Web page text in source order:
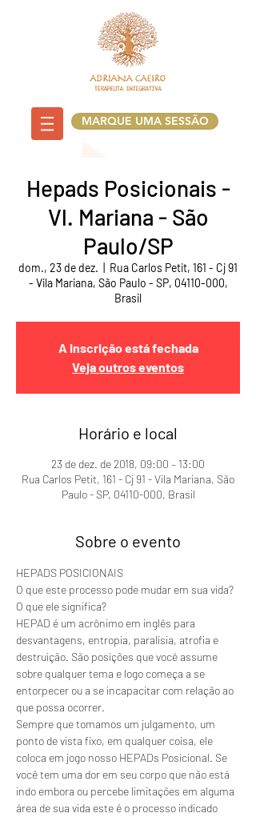
MARQUE UMA SESSÃO
Hepads Posicionais -
Vl. Mariana - São
Paulo/SP
dom., 23 de dez.
Rua Carlos Petit, 161 - Cj 91
- Vila Mariana, São Paulo - SP, 04110-000,
Brasil
A inscrição está fechada
Veja outros eventos
Horário e local
23 de dez. de 2018, 09:00 – 13:00
Rua Carlos Petit, 161 - Cj 91 - Vila Mariana, São
Paulo - SP, 04110-000, Brasil
Sobre o evento
HEPADS POSICIONAIS
O que este processo pode mudar em sua vida?
O que ele significa?
HEPAD é um acrônimo em inglês para
desvantagens, entropia, paralisia, atrofia e
destruição. São posições que você assume
sobre qualquer tema e logo começa a se
entorpecer ou a se incapacitar com relação ao
que possa ocorrer.
Sempre que tomamos um julgamento, um
ponto de vista fixo, em qualquer coisa, ele
coloca em jogo nosso HEPADs Posicional. Se
você tem uma dor em seu corpo que não está
indo embora ou percebe limitações em alguma
área de sua vida este é o processo indicado